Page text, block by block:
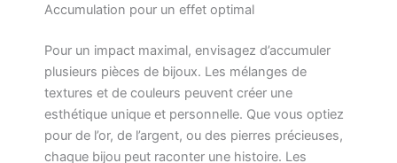
Accumulation pour un effet optimal
Pour un impact maximal, envisagez d’accumuler
plusieurs pièces de bijoux. Les mélanges de
textures et de couleurs peuvent créer une
esthétique unique et personnelle. Que vous optiez
pour de l’or, de l’argent, ou des pierres précieuses,
chaque bijou peut raconter une histoire. Les